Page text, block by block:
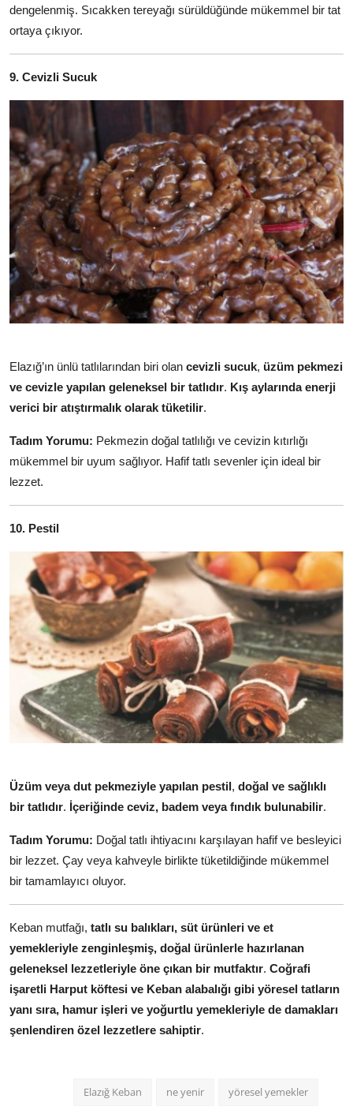
dengelenmiş. Sıcakken tereyağı sürüldüğünde mükemmel bir tat
ortaya çıkıyor.
9. Cevizli Sucuk
Elazığ’ın ünlü tatlılarından biri olan cevizli sucuk, üzüm pekmezi
ve cevizle yapılan geleneksel bir tatlıdır. Kış aylarında enerji
verici bir atıştırmalık olarak tüketilir.
Tadım Yorumu: Pekmezin doğal tatlılığı ve cevizin kıtırlığı
mükemmel bir uyum sağlıyor. Hafif tatlı sevenler için ideal bir
lezzet.
10. Pestil
Üzüm veya dut pekmeziyle yapılan pestil, doğal ve sağlıklı
bir tatlıdır. İçeriğinde ceviz, badem veya fındık bulunabilir.
Tadım Yorumu: Doğal tatlı ihtiyacını karşılayan hafif ve besleyici
bir lezzet. Çay veya kahveyle birlikte tüketildiğinde mükemmel
bir tamamlayıcı oluyor.
Keban mutfağı, tatlı su balıkları, süt ürünleri ve et
yemekleriyle zenginleşmiş, doğal ürünlerle hazırlanan
geleneksel lezzetleriyle öne çıkan bir mutfaktır. Coğrafi
işaretli Harput köftesi ve Keban alabalığı gibi yöresel tatların
yanı sıra, hamur işleri ve yoğurtlu yemekleriyle de damakları
şenlendiren özel lezzetlere sahiptir.
Elazığ Keban ne yenir yöresel yemekler